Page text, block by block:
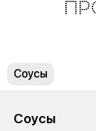
Соусы
Соусы